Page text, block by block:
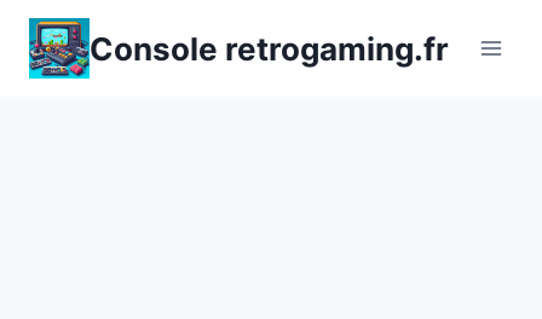
Aller
contenu
Console retrogaming.fr